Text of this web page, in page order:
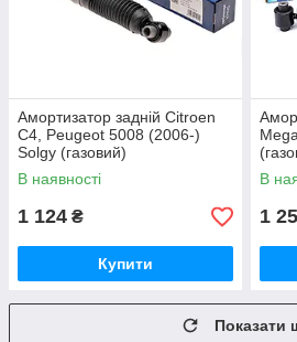
Амортизатор задній Citroen
C4, Peugeot 5008 (2006-)
Solgy (газовий)
В наявності
1 124 ₴
Купити
В
1
Показати